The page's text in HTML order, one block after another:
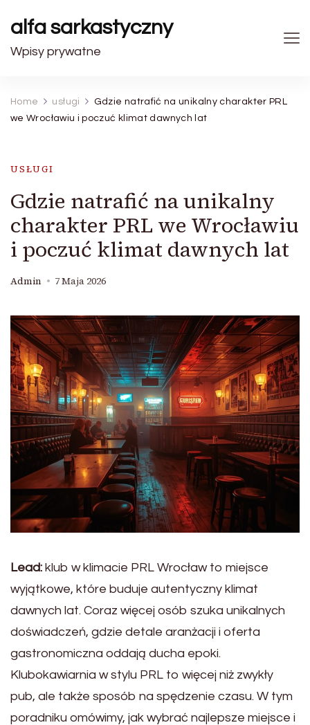
alfa sarkastyczny
Wpisy prywatne
Home usługi
Gdzie natrafić na unikalny charakter PRL
we Wrocławiu i poczuć klimat dawnych lat
USŁUGI
Gdzie natrafić na unikalny
charakter PRL we Wrocławiu
i poczuć klimat dawnych lat
Admin 7 Maja 2026
Lead: klub w klimacie PRL Wrocław to miejsce
wyjątkowe, które buduje autentyczny klimat
dawnych lat. Coraz więcej osób szuka unikalnych
doświadczeń, gdzie detale aranżacji i oferta
gastronomiczna oddają ducha epoki.
Klubokawiarnia w stylu PRL to więcej niż zwykły
pub, ale także sposób na spędzenie czasu. W tym
poradniku omówimy, jak wybrać najlepsze miejsce i